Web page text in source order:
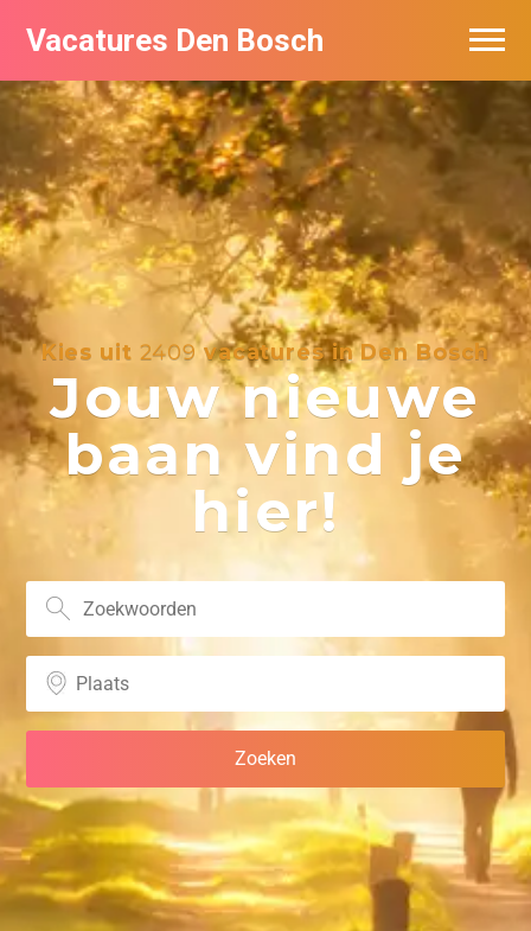
Vacatures Den Bosch
Kies uit 2409vacatures in Den Bosch
Jouw nieuwe
baan vind je
hier!
Vacatures per bedrijf in Den Bosch
De populairste vacatures in Den Bosch